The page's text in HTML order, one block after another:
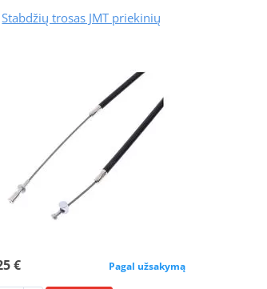
Stabdžių trosas JMT priekinių
€ Pagal užsakymą